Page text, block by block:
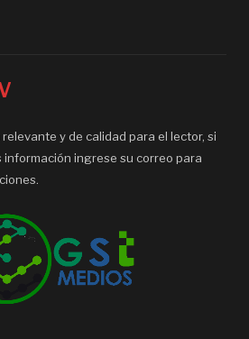
y de calidad para el lector, si
ingrese su correo para